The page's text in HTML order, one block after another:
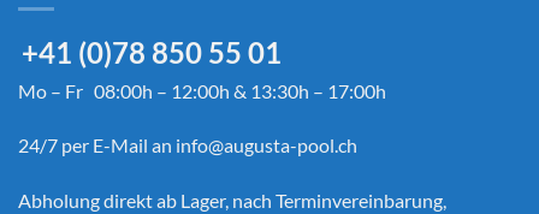
+41 (0)78 850 55 01
Mo – Fr 08:00h – 12:00h & 13:30h – 17:00h
24/7 per E-Mail an info@augusta-pool.ch
Abholung direkt ab Lager, nach Terminvereinbarung,